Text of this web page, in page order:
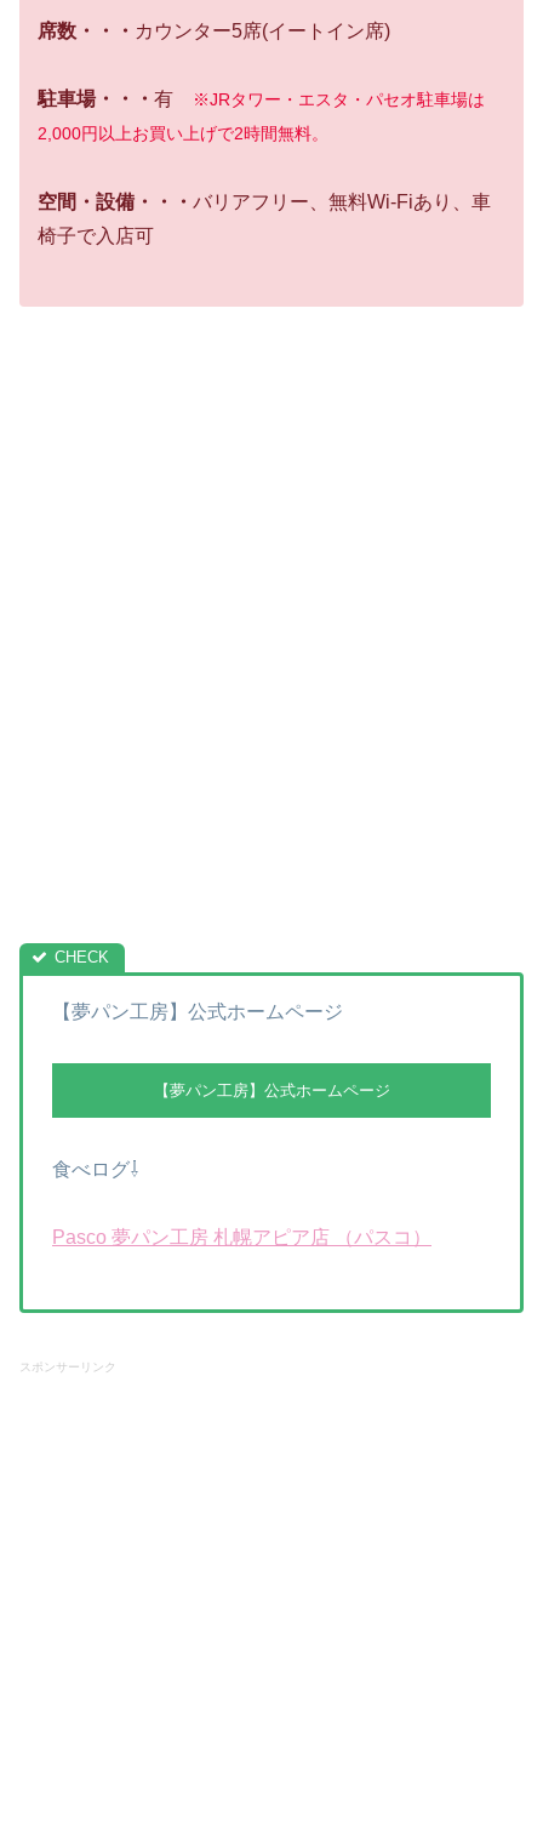
席数・・・ カウンター5席(イートイン席)
駐車場・・・ 有
※JRタワー・エスタ・パセオ駐車場は
2,000円以上お買い上げで2時間無料。
空間・設備・・・ バリアフリー、無料Wi-Fiあり、車
椅子で入店可
【夢パン工房】公式ホームページ
【夢パン工房】公式ホームページ
食べログ⇩
Pasco 夢パン工房 札幌アピア店 （パスコ）
スポンサーリンク